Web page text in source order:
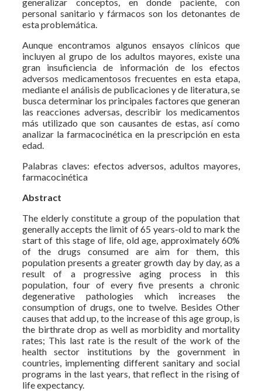
personal sanitario y fármacos son los detonantes de
esta problemática.
Aunque encontramos algunos ensayos clínicos que
incluyen al grupo de los adultos mayores, existe una
gran insuficiencia de información de los efectos
adversos medicamentosos frecuentes en esta etapa,
mediante el análisis de publicaciones y de literatura, se
busca determinar los principales factores que generan
las reacciones adversas, describir los medicamentos
más utilizado que son causantes de estas, así como
analizar la farmacocinética en la prescripción en esta
edad.
Palabras claves: efectos adversos, adultos mayores,
farmacocinética
Abstract
The elderly constitute a group of the population that
generally accepts the limit of 65 years-old to mark the
start of this stage of life, old age, approximately 60%
of the drugs consumed are aim for them, this
population presents a greater growth day by day, as a
result of a progressive aging process in this
population, four of every five presents a chronic
degenerative pathologies which increases the
consumption of drugs, one to twelve. Besides Other
causes that add up, to the increase of this age group, is
the birthrate drop as well as morbidity and mortality
rates; This last rate is the result of the work of the
health sector institutions by the government in
countries, implementing different sanitary and social
programs in the last years, that reflect in the rising of
life expectancy.